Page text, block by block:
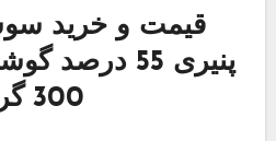
قیمت و خرید
پنیری 55
300 گرم